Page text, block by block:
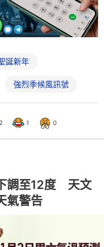
誕新年
強烈季候風訊號
2 1 0
調至12度 天文
氣警告